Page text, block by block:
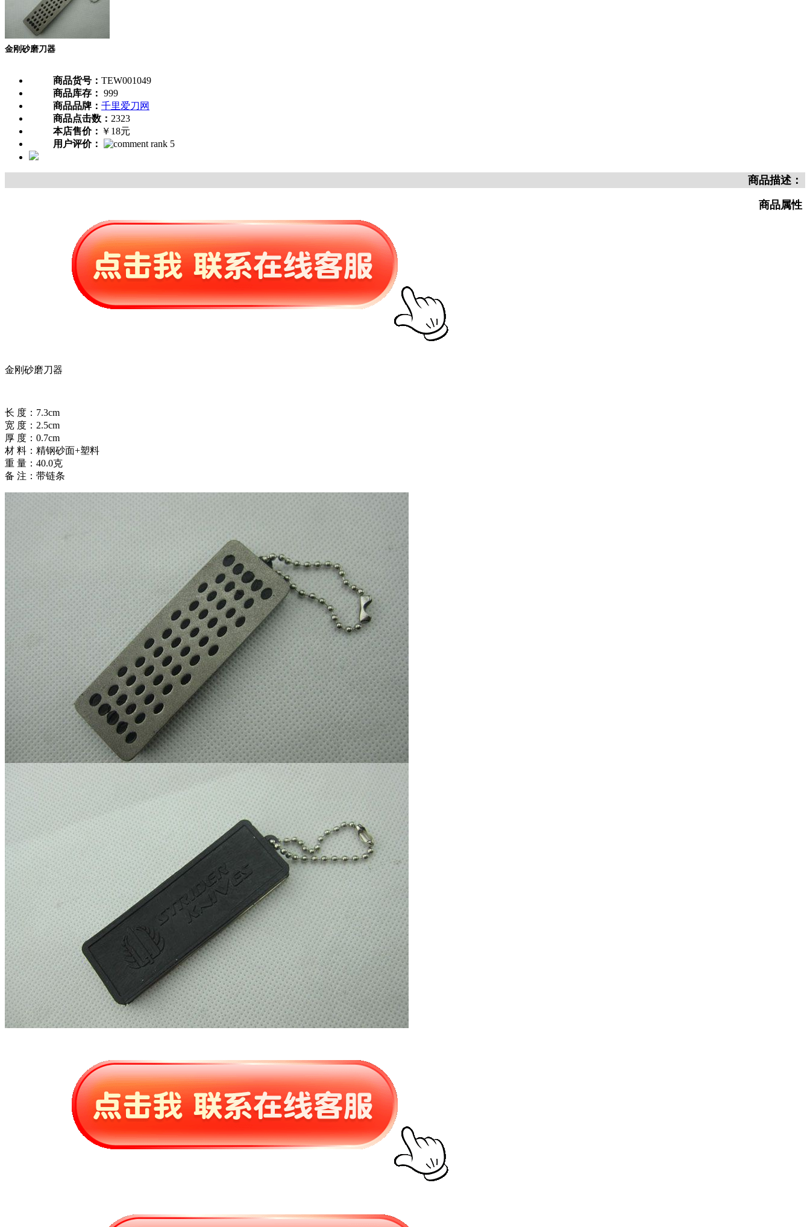
金刚砂磨刀器
商品货号： TEW001049
商品库存： 999
商品品牌： 千里爱刀网
商品点击数： 2323
本店售价： ￥18元
用户评价：
商品描述：
商品属性
金刚砂磨刀器
长 度：7.3cm
宽 度：2.5cm
厚 度：0.7cm
材 料：精钢砂面+塑料
重 量：40.0克
备 注：带链条